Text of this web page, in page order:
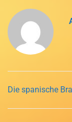
Die spanische